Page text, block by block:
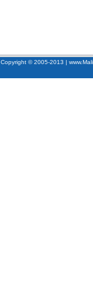
Copyright © 2005-2013 |